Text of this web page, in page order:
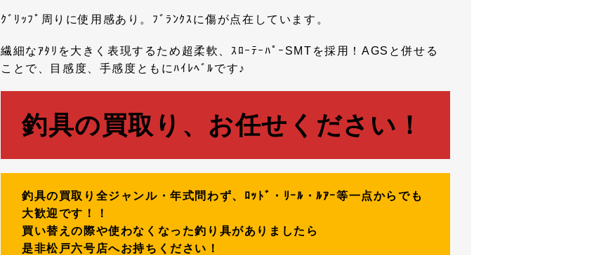
ｸﾞﾘｯﾌﾟ周りに使用感あり。ﾌﾞﾗﾝｸｽに傷が点在しています。
繊細なｱﾀﾘを大きく表現するため超柔軟、ｽﾛｰﾃｰﾊﾟｰSMTを採用！AGSと併せる
ことで、目感度、手感度ともにﾊｲﾚﾍﾞﾙです♪
釣具の買取り、お任せください！
釣具の買取り全ジャンル・年式問わず、ﾛｯﾄﾞ・ﾘｰﾙ・ﾙｱｰ等一点からでも
大歓迎です！！
買い替えの際や使わなくなった釣り具がありましたら
是非松戸六号店へお持ちください！